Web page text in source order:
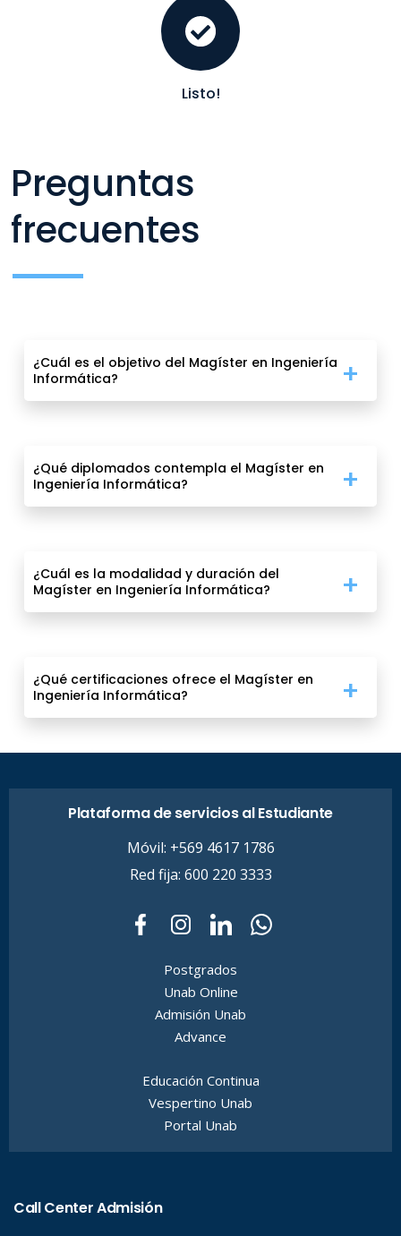
Listo!
Preguntas
frecuentes
¿Cuál es el objetivo del Magíster en Ingeniería
Informática?
¿Qué diplomados contempla el Magíster en
Ingeniería Informática?
¿Cuál es la modalidad y duración del
Magíster en Ingeniería Informática?
¿Qué certificaciones ofrece el Magíster en
Ingeniería Informática?